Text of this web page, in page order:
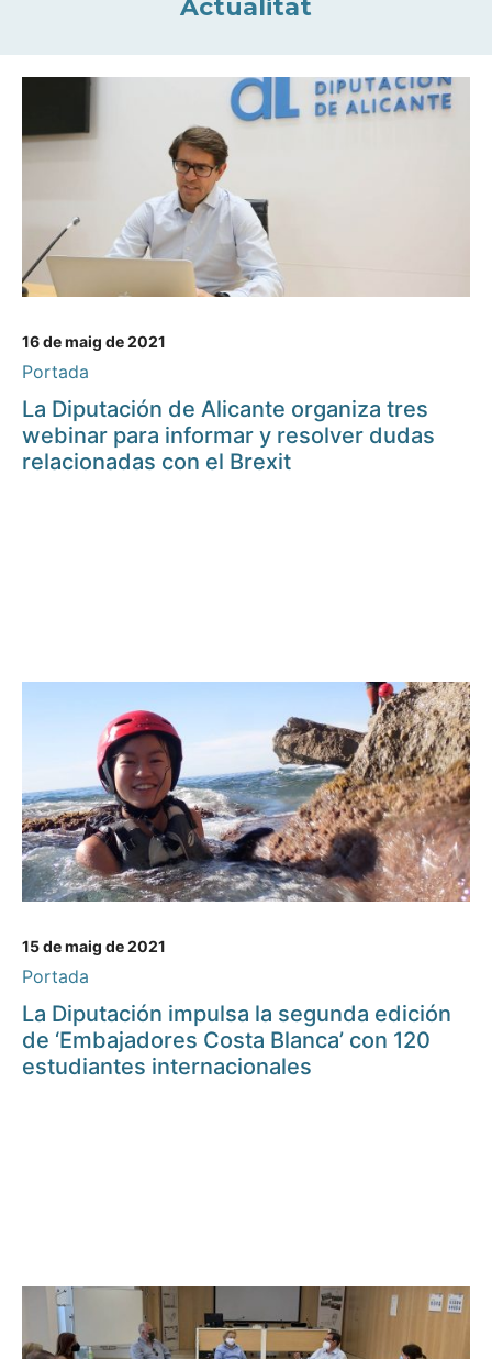
Actualitat
16 de maig de 2021
Portada
La Diputación de Alicante organiza tres
webinar para informar y resolver dudas
relacionadas con el Brexit
15 de maig de 2021
Portada
La Diputación impulsa la segunda edición
de ‘Embajadores Costa Blanca’ con 120
estudiantes internacionales